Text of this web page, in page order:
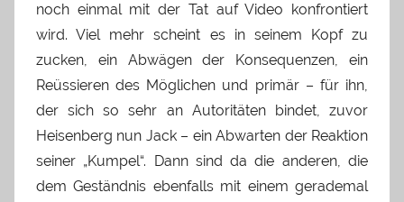
noch einmal mit der Tat auf Video konfrontiert
wird. Viel mehr scheint es in seinem Kopf zu
zucken, ein Abwägen der Konsequenzen, ein
Reüssieren des Möglichen und primär – für ihn,
der sich so sehr an Autoritäten bindet, zuvor
Heisenberg nun Jack – ein Abwarten der Reaktion
seiner „Kumpel“. Dann sind da die anderen, die
dem Geständnis ebenfalls mit einem gerademal